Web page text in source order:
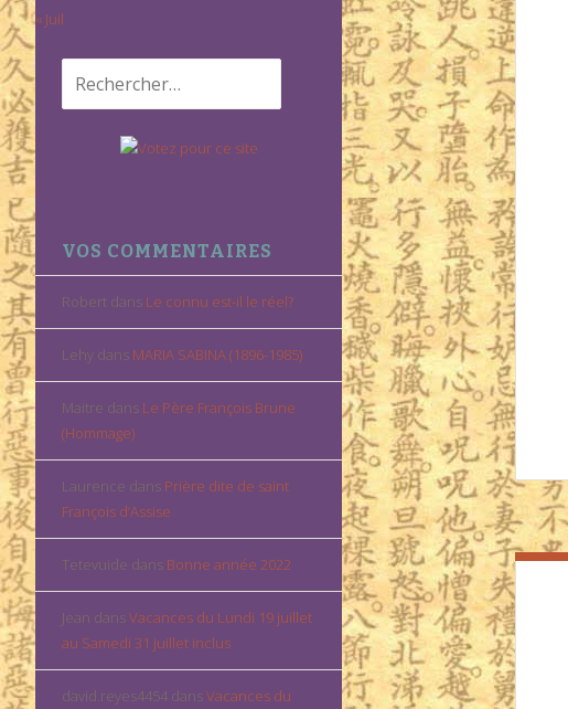
« Juil
Rechercher :
VOS COMMENTAIRES
Robert dans Le connu est-il le réel?
Lehy dans MARIA SABINA (1896-1985)
Maitre dans Le Père François Brune
(Hommage)
Laurence dans Prière dite de saint
François d’Assise
Tetevuide dans Bonne année 2022
Jean dansVacances du Lundi 19 juillet
au Samedi 31 juillet inclus
david.reyes4454 dansVacances du